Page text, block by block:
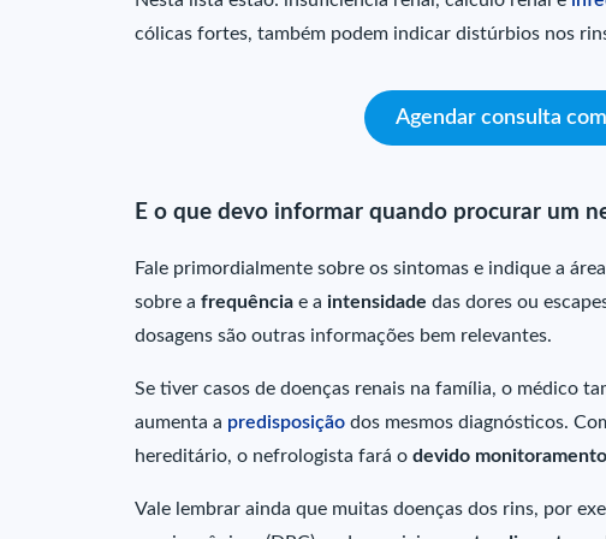
cólicas fortes, também podem indicar distúrbios nos
Agendar consulta
E o que devo informar quando procurar um
Fale primordialmente sobre os sintomas e indique a
sobre a frequência e a intensidade das dores ou
dosagens são outras informações bem relevantes.
Se tiver casos de doenças renais na família, o médico
aumenta a predisposição dos mesmos diagnósticos.
hereditário, o nefrologista fará o devido monitoramento
Vale lembrar ainda que muitas doenças dos rins, por